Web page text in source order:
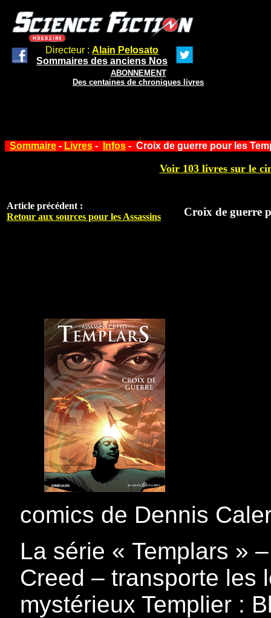
Directeur : Alain Pelosato
Sommaires des anciens Nos
ABONNEMENT
Des centaines de chroniques livres
Sommaire - Livres - Infos - Croix de guerre pour les
Voir 103 livres sur le
Article précédent :
Retour aux sources pour les Assassins
Croix de guerre
comics de Dennis
La série « Templars »
Creed – transporte les
mystérieux Templier :